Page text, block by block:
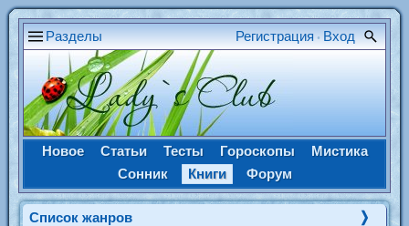
Разделы Регистрация • Вход
Новое Статьи Тесты Гороскопы
Мистика
Сонник
Книги Форум
Cписок жанров